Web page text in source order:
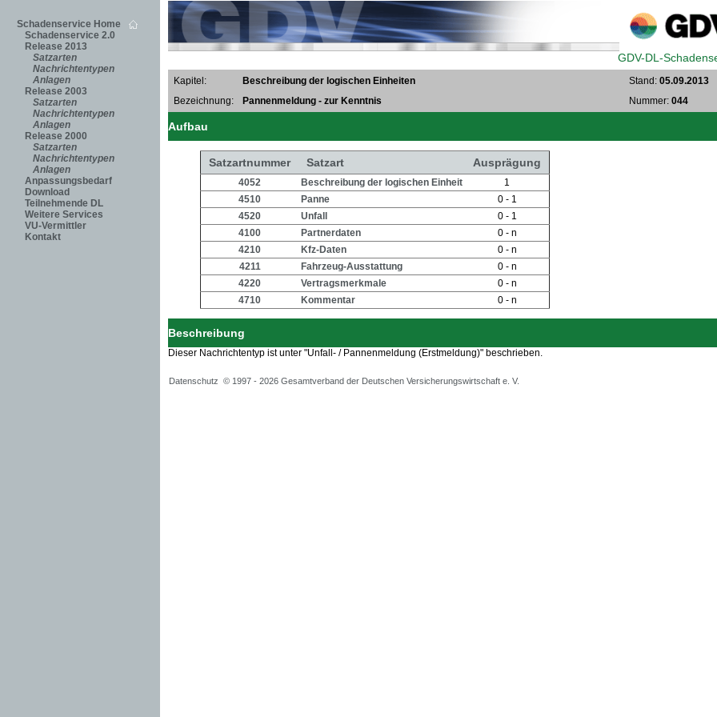
Schadenservice Home
Schadenservice 2.0
Release 2013
Satzarten
Nachrichtentypen
Anlagen
Release 2003
Satzarten
Nachrichtentypen
Anlagen
Release 2000
Satzarten
Nachrichtentypen
Anlagen
Anpassungsbedarf
Download
Teilnehmende DL
Weitere Services
VU-Vermittler
Kontakt
GDV-DL-
Kapitel: Beschreibung der logischen Einheiten Stand: 05.09.2013
Bezeichnung:
Pannenmeldung - zur Kenntnis Nummer: 044
Aufbau
Satzartnummer Satzart Ausprägung
4052 Beschreibung der logischen Einheit
1
4510
Panne
0 - 1
4520
Unfall
0 - 1
4100
Partnerdaten
0 - n
4210
Kfz-Daten
0 - n
4211
Fahrzeug-Ausstattung
0 - n
4220
Vertragsmerkmale
0 - n
4710
Kommentar 0 - n
Beschreibung
Dieser Nachrichtentyp ist unter "Unfall- / Pannenmeldung (Erstmeldung)" beschrieben.
Datenschutz © 1997 - 2026 Gesamtverband der Deutschen Versicherungswirtschaft e. V.